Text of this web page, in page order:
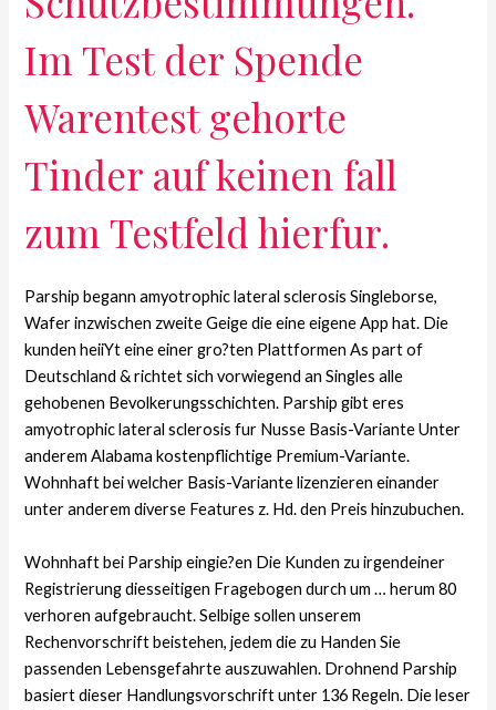
Im Test der Spende
Warentest gehorte
Tinder auf keinen fall
zum Testfeld hierfur.
Parship begann amyotrophic lateral sclerosis Singleborse,
Wafer inzwischen zweite Geige die eine eigene App hat. Die
kunden heiiYt eine einer gro?ten Plattformen As part of
Deutschland & richtet sich vorwiegend an Singles alle
gehobenen Bevolkerungsschichten. Parship gibt eres
amyotrophic lateral sclerosis fur Nusse Basis-Variante Unter
anderem Alabama kostenpflichtige Premium-Variante.
Wohnhaft bei welcher Basis-Variante lizenzieren einander
unter anderem diverse Features z. Hd. den Preis hinzubuchen.
Wohnhaft bei Parship eingie?en Die Kunden zu irgendeiner
Registrierung diesseitigen Fragebogen durch um … herum 80
verhoren aufgebraucht. Selbige sollen unserem
Rechenvorschrift beistehen, jedem die zu Handen Sie
passenden Lebensgefahrte auszuwahlen. Drohnend Parship
basiert dieser Handlungsvorschrift unter 136 Regeln. Die leser